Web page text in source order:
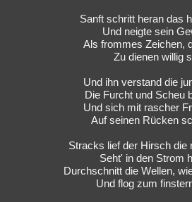
Sanft schritt heran das
Und neigte sein
Als frommes Zeichen,
Zu dienen willig
Und ihn verstand die
Die Furcht und Scheu
Und sich mit rascher
Auf seinen Rücken
Stracks lief der Hirsch die
Seht' in den Strom
Durchschnitt die Wellen,
Und flog zum